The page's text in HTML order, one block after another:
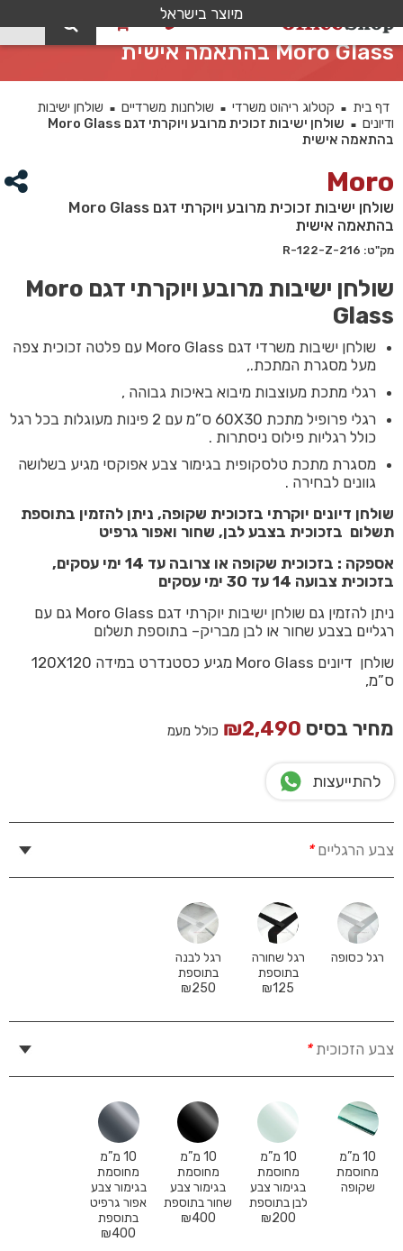
מיוצר בישראל
שולחן ישיבות זכוכית מרובע ויוקרתי דגם
Moro Glass בהתאמה אישית
דף בית ■ קטלוג ריהוט משרדי ■ שולחנות משרדיים ■
שולחן ישיבות
ודיונים ■
שולחן ישיבות זכוכית מרובע ויוקרתי דגם Moro Glass
בהתאמה אישית
Moro
שולחן ישיבות זכוכית מרובע ויוקרתי דגם Moro Glass
בהתאמה אישית
מק"ט: 216-R-122-Z
שולחן ישיבות מרובע ויוקרתי דגם Moro
Glass
שולחן ישיבות משרדי דגם Moro Glass עם פלטה זכוכית צפה
מעל מסגרת המתכת.,
רגלי מתכת מעוצבות מיבוא באיכות גבוהה ,
רגלי פרופיל מתכת 60X30 ס”מ עם 2 פינות מעוגלות בכל רגל
כולל רגליות פילוס ניסתרות .
מסגרת מתכת טלסקופית בגימור צבע אפוקסי מגיע בשלושה
גוונים לבחירה .
שולחן דיונים יוקרתי בזכוכית שקופה, ניתן להזמין בתוספת
תשלום בזכוכית בצבע לבן, שחור ואפור גרפיט
אספקה : בזכוכית שקופה או צרובה עד 14 ימי עסקים,
בזכוכית צבועה 14 עד 30 ימי עסקים
ניתן להזמין גם שולחן ישיבות יוקרתי דגם Moro Glass גם עם
רגליים בצבע שחור או לבן מבריק– בתוספת תשלום
ס”מ,
מחיר בסיס ₪2,490 כולל מעמ
להתייעצות
צבע הרגליים*
רגל כסופה
רגל שחורה
בתוספת
₪125
רגל לבנה
בתוספת
₪250
צבע הזכוכית*
10 מ”מ
מחוסמת
שקופה
10 מ”מ
מחוסמת
בגימור צבע
לבן בתוספת
₪200
10 מ”מ
מחוסמת
בגימור צבע
שחור בתוספת
₪400
10 מ”מ
מחוסמת
בגימור צבע
אפור גרפיט
בתוספת
₪400